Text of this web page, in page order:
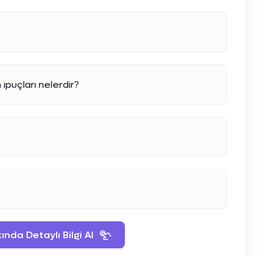
ipuçları nelerdir?
Detaylı Bilgi Al